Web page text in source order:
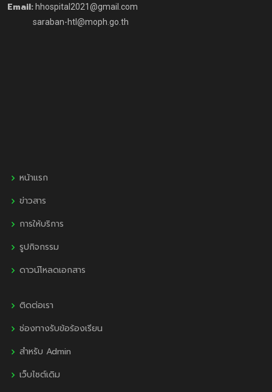
Email: hhospital2021@gmail.com
saraban-htl@moph.go.th
หน้าแรก
ข่าวสาร
การให้บริการ
รูปกิจกรรม
ดาวน์โหลดเอกสาร
ติดต่อเรา
ช่องทางรับข้อร้องเรียน
สำหรับ Admin
เว็บไซต์เดิม